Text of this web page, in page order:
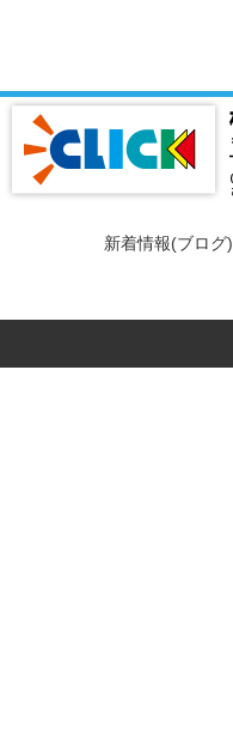
新着情報(ブログ)